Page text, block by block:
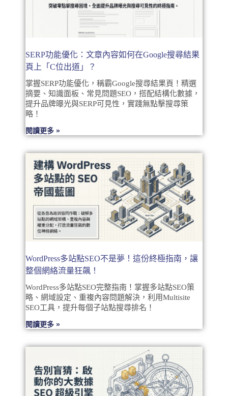
SERP功能優化：文章內容如何在Google搜尋結果
頁上「C位出道」？
掌握SERP功能優化，稱霸Google搜尋結果頁！精選
摘要、知識面板、常見問題SEO，搭配結構化數據，
提升品牌曝光與SERP可見性，實踐無點擊搜尋策
略！
閱讀更多 »
WordPress多站點SEO不是夢！這份終極指南，讓
整個網絡流量狂飆！
WordPress多站點SEO完整指南！掌握多站點SEO策
略、網域設定、重複內容問題解決，利用Multisite
SEO工具，提升每個子站點搜尋排名！
閱讀更多 »